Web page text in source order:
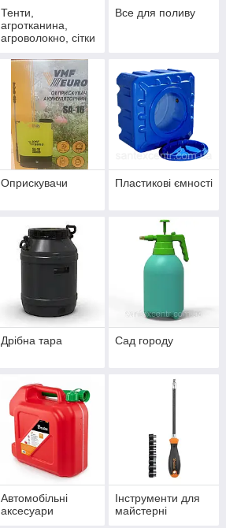
Тенти,
агротканина,
агроволокно, сітки
Все для поливу
Оприскувачи Пластикові ємності
Дрібна тара Сад городу
Автомобільні
аксесуари
Інструменти для
майстерні